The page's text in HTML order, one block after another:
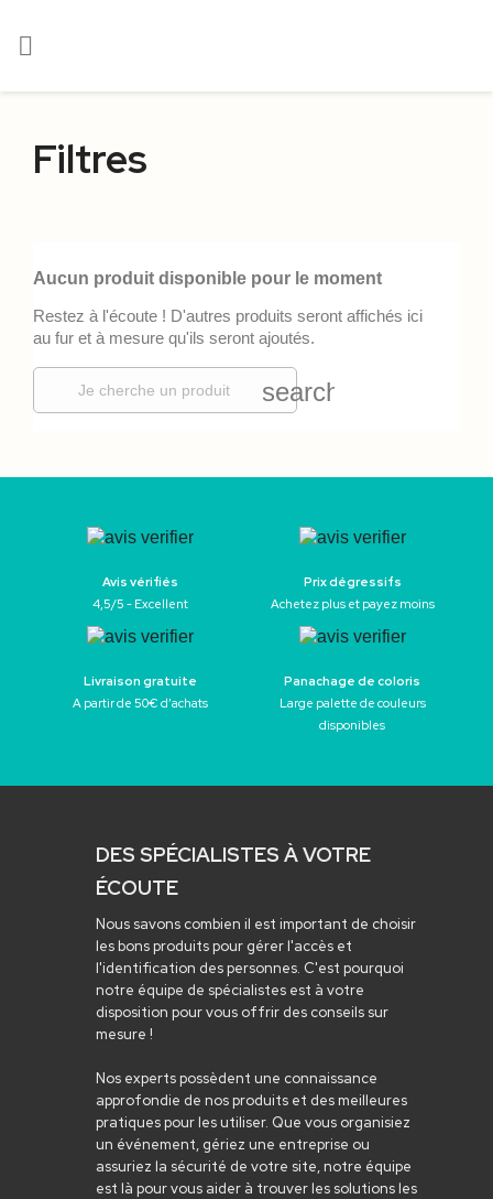

Filtres
Aucun produit disponible pour le moment
Restez à l'écoute ! D'autres produits seront affichés ici
au fur et à mesure qu'ils seront ajoutés.
search
Avis vérifiés
4,5/5 - Excellent
Prix dégressifs
Achetez plus et payez moins
Livraison gratuite
A partir de 50€ d’achats
Panachage de coloris
Large palette de couleurs
disponibles
DES SPÉCIALISTES À VOTRE
ÉCOUTE
Nous savons combien il est important de choisir
les bons produits pour gérer l'accès et
l'identification des personnes. C'est pourquoi
notre équipe de spécialistes est à votre
disposition pour vous offrir des conseils sur
mesure !
Nos experts possèdent une connaissance
approfondie de nos produits et des meilleures
pratiques pour les utiliser. Que vous organisiez
un événement, gériez une entreprise ou
assuriez la sécurité de votre site, notre équipe
est là pour vous aider à trouver les solutions les